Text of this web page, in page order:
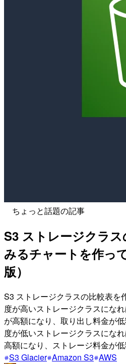
ちょっと話題の記事
S3 ストレージクラ
みるチャートを作っ
版）
S3 ストレージクラスの比較表を
度が高いストレージクラスにな
が高額になり、取り出し料金が
度が低いストレージクラスにな
高額になり、ストレージ料金が低
S3 Glacier Amazon S3 AWS